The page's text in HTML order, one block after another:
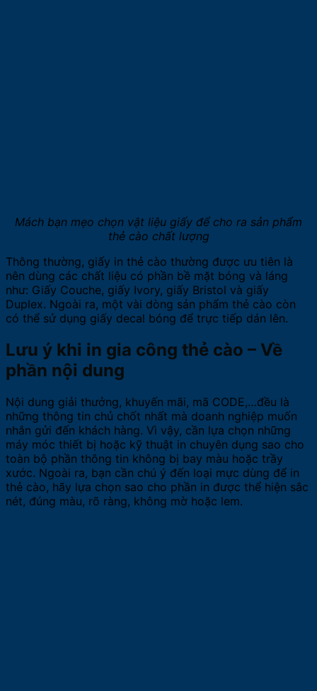
Mách bạn mẹo chọn vật liệu giấy để cho ra sản phẩm
thẻ cào chất lượng
Thông thường, giấy in thẻ cào thường được ưu tiên là
nên dùng các chất liệu có phần bề mặt bóng và láng
như: Giấy Couche, giấy Ivory, giấy Bristol và giấy
Duplex. Ngoài ra, một vài dòng sản phẩm thẻ cào còn
có thể sử dụng giấy decal bóng để trực tiếp dán lên.
Lưu ý khi in gia công thẻ cào – Về
phần nội dung
Nội dung giải thưởng, khuyến mãi, mã CODE,…đều là
những thông tin chủ chốt nhất mà doanh nghiệp muốn
nhắn gửi đến khách hàng. Vì vậy, cần lựa chọn những
máy móc thiết bị hoặc kỹ thuật in chuyên dụng sao cho
toàn bộ phần thông tin không bị bay màu hoặc trầy
xước. Ngoài ra, bạn cần chú ý đến loại mực dùng để in
thẻ cào, hãy lựa chọn sao cho phần in được thể hiện sắc
nét, đúng màu, rõ ràng, không mờ hoặc lem.